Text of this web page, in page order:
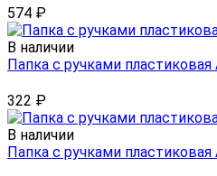
574 ₽
В наличии
Папка с ручками
322 ₽
В наличии
Папка с ручками